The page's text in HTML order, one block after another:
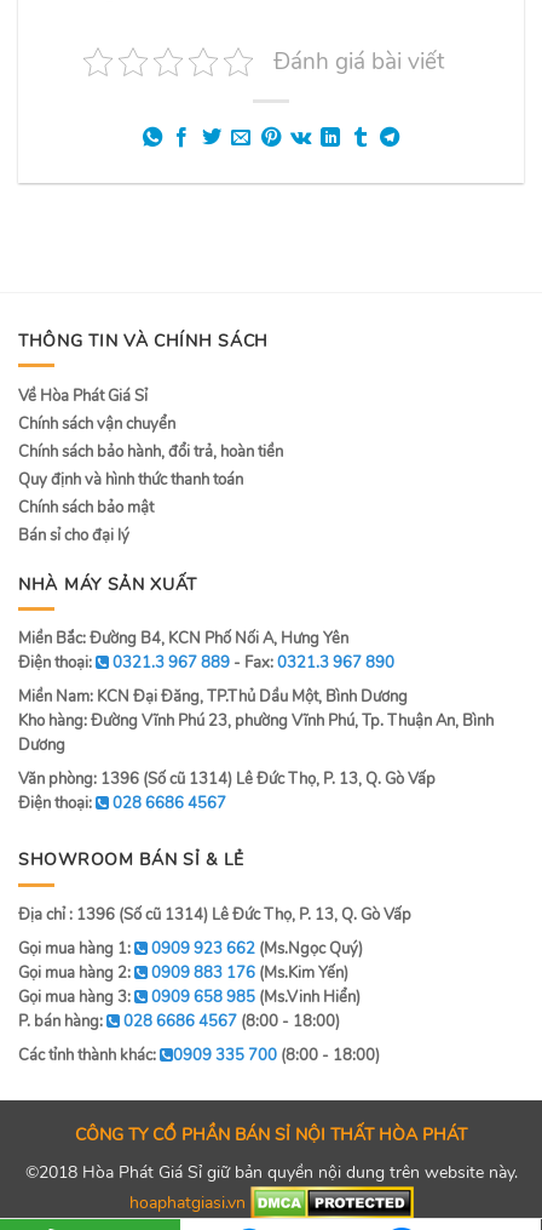
Đánh giá bài viết
THÔNG TIN VÀ CHÍNH SÁCH
Về Hòa Phát Giá Sỉ
Chính sách vận chuyển
Chính sách bảo hành, đổi trả, hoàn tiền
Quy định và hình thức thanh toán
Chính sách bảo mật
Bán sỉ cho đại lý
NHÀ MÁY SẢN XUẤT
Miền Bắc: Đường B4, KCN Phố Nối A, Hưng Yên
Điện thoại:
0321.3 967 889 - Fax:0321.3 967 890
Miền Nam: KCN Đại Đăng, TP.Thủ Dầu Một, Bình Dương
Kho hàng: Đường Vĩnh Phú 23, phường Vĩnh Phú, Tp. Thuận An, Bình
Dương
Văn phòng: 1396 (Số cũ 1314) Lê Đức Thọ, P. 13, Q. Gò Vấp
Điện thoại:
028 6686 4567
SHOWROOM BÁN SỈ & LẺ
Địa chỉ : 1396 (Số cũ 1314) Lê Đức Thọ, P. 13, Q. Gò Vấp
Gọi mua hàng 1:
0909 923 662 (Ms.Ngọc Quý)
Gọi mua hàng 2:
0909 883 176 (Ms.Kim Yến)
Gọi mua hàng 3:
0909 658 985 (Ms.Vinh Hiển)
P. bán hàng:
028 6686 4567 (8:00 - 18:00)
Các tỉnh thành khác:
0909 335 700 (8:00 - 18:00)
CÔNG TY CỔ PHẦN BÁN SỈ NỘI THẤT HÒA PHÁT
©2018 Hòa Phát Giá Sỉ giữ bản quyền nội dung trên website này.
hoaphatgiasi.vn